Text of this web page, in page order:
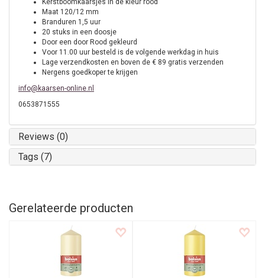
Kerstboomkaarsjes in de kleur rood
Maat 120/12 mm
Branduren 1,5 uur
20 stuks in een doosje
Door een door Rood gekleurd
Voor 11.00 uur besteld is de volgende werkdag in huis
Lage verzendkosten en boven de € 89 gratis verzenden
Nergens goedkoper te krijgen
info@kaarsen-online.nl
0653871555
Reviews (0)
Tags (7)
Gerelateerde producten